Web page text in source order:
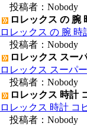
投稿者： Nobody
ロレックス の 腕
ロレックス の 腕 時
投稿者： Nobody
ロレックス スー
ロレックス スーパ
投稿者： Nobody
ロレックス 時計
ロレックス 時計 コ
投稿者： Nobody